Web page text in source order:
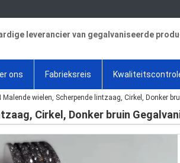
leverancier van gegalvaniseerde
ons Fabrieksreis
Malende wielen, Scherpende lintzaag, Cirkel, Donker
Cirkel, Donker bruin